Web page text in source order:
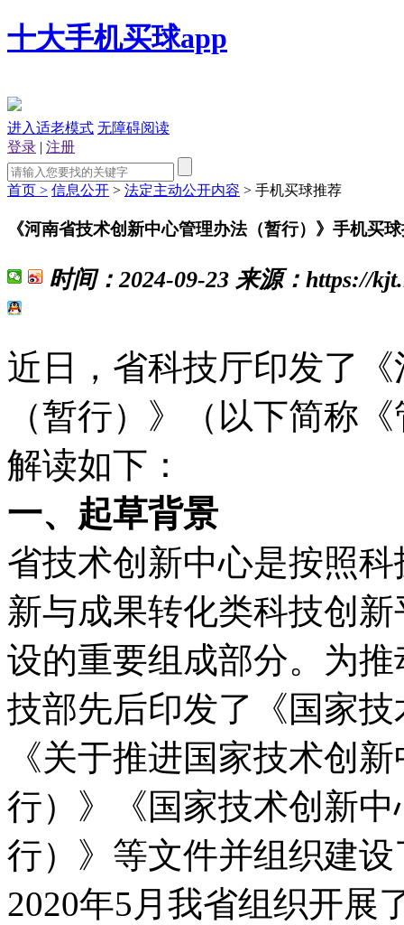
十大手机买球app
进入适老模式 无障碍阅读
登录 | 注册
首页 > 信息公开 > 法定主动公开内容 > 手机买球推荐
《河南省技术创新中心管理办法（暂行）》手机买
时间： 2024-09-23 来源： https://
近日，省科技厅印发了
（暂行）》（以下简称
解读如下：
一、起草背景
省技术创新中心是按照
新与成果转化类科技创
设的重要组成部分。为
技部先后印发了《国家
《关于推进国家技术创
行）》《国家技术创新
行）》等文件并组织建
2020年5月我省组织开展